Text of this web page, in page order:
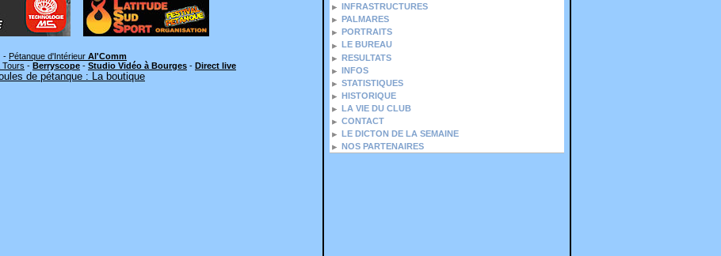
- Pétanque d'Intérieur Al'Comm
Tours - Berryscope - Studio Vidéo à Bourges - Direct live
de pétanque : La boutique
INFRASTRUCTURES
PALMARES
PORTRAITS
LE BUREAU
RESULTATS
INFOS
STATISTIQUES
HISTORIQUE
LA VIE DU CLUB
CONTACT
LE DICTON DE LA SEMAINE
NOS PARTENAIRES